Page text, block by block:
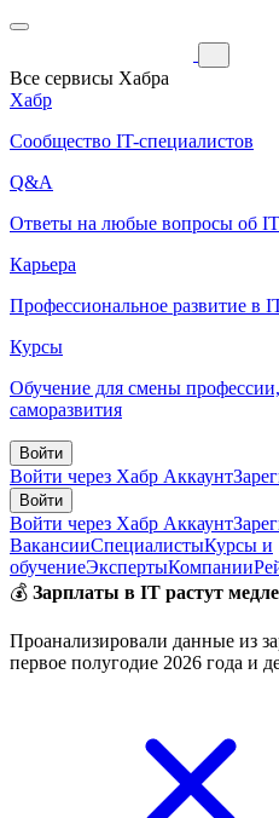
Все сервисы Хабра
Хабр
Сообщество IT-специалистов
Q&A
Ответы на любые вопросы об IT
Карьера
Профессиональное развитие в
Курсы
Обучение для смены профессии,
саморазвития
Войти
Войти через Хабр Аккаунт
Войти
Войти через Хабр Аккаунт
ВакансииСпециалистыКурсы и
обучениеЭкспертыКомпании
💰 Зарплаты в IT растут
Проанализировали данные из
первое полугодие 2026 года и